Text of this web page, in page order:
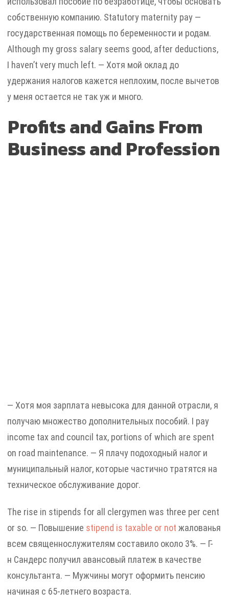
собственную компанию. Statutory maternity pay —
государственная помощь по беременности и родам.
Although my gross salary seems good, after deductions,
I haven’t very much left. — Хотя мой оклад до
удержания налогов кажется неплохим, после вычетов
у меня остается не так уж и много.
Profits and Gains From
Business and Profession
— Хотя моя зарплата невысока для данной отрасли, я
получаю множество дополнительных пособий. I pay
income tax and council tax, portions of which are spent
on road maintenance. — Я плачу подоходный налог и
муниципальный налог, которые частично тратятся на
техническое обслуживание дорог.
The rise in stipends for all clergymen was three per cent
or so. — Повышение stipend is taxable or not жалованья
всем священнослужителям составило около 3%. — Г-
н Сандерс получил авансовый платеж в качестве
консультанта. — Мужчины могут оформить пенсию
начиная с 65-летнего возраста.